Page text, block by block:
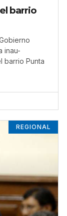
barrio
inau-
barrio Punta
REGIONAL